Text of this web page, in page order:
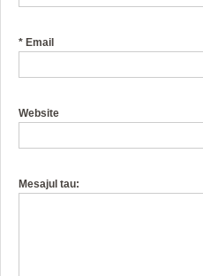
* Email
Website
Mesajul tau: